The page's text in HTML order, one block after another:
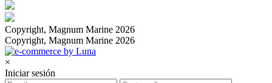
Copyright, Magnum Marine 2026
Copyright, Magnum Marine 2026
×
Iniciar sesión